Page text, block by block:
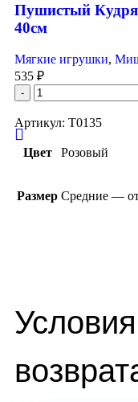
Пушистый
40см
Мягкие игрушки,
535 ₽
Артикул: T0135
Цвет Розовый
Размер Средние —